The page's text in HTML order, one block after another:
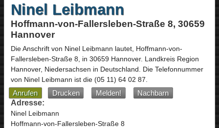
Ninel Leibmann
Hoffmann-von-Fallersleben-Straße 8, 30659
Hannover
Die Anschrift von Ninel Leibmann lautet, Hoffmann-von-
Fallersleben-Straße 8, in 30659 Hannover. Landkreis Region
Hannover, Niedersachsen in Deutschland. Die Telefonnummer
von Ninel Leibmann ist die (05 11) 64 02 87.
Anrufen Drucken Melden!
Nachbarn
Adresse:
Ninel Leibmann
Hoffmann-von-Fallersleben-Straße 8